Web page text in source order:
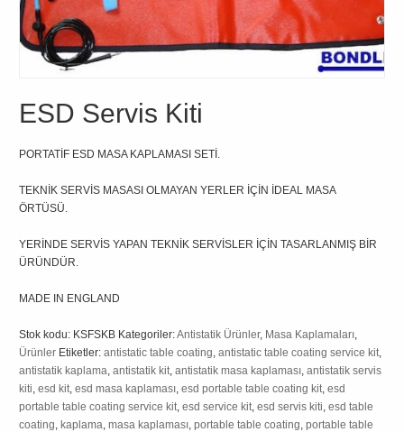
ESD Servis Kiti
PORTATİF ESD MASA KAPLAMASI SETİ.
TEKNİK SERVİS MASASI OLMAYAN YERLER İÇİN İDEAL MASA
ÖRTÜSÜ.
YERİNDE SERVİS YAPAN TEKNİK SERVİSLER İÇİN TASARLANMIŞ BİR
ÜRÜNDÜR.
MADE IN ENGLAND
Stok kodu: KSFSKB Kategoriler:Antistatik Ürünler, Masa Kaplamaları
Ürünler Etiketler:antistatic table coating ,antistatic table coating service kit
antistatik kaplama ,antistatik kit ,antistatik masa kaplaması ,antistatik servis
kiti ,esd kit ,esd masa kaplaması ,esd portable table coating kit ,esd
portable table coating service kit ,esd service kit ,esd servis kiti ,esd table
coating ,kaplama ,masa kaplaması ,portable table coating ,portable table